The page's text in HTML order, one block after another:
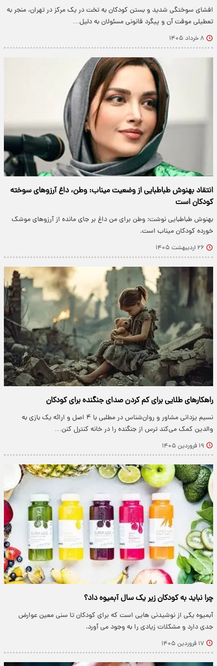
افشای سوختگی شدید و بستن کودکان به تخت در یک مرکز در تهران، منجر به
تعطیلی موقت آن و پیگرد قانونی مسئولان به دلیل…
۸ خرداد ۱۴۰۵
انتقاد بهنوش طباطبایی از وضعیت میناب: وطن‌، داغ آرزوهای سوخته
کودکان است
بهنوش طباطبایی نوشت: وطن برای من داغ بر جای مانده از آرزوهای موشک
خورده کودکان میناب است.
۲۶ اردیبهشت ۱۴۰۵
راهکارهای طلایی برای کم کردن صدای جنگنده برای کودکان
نسیم یزدانی مشاور و روان‌شناس در مطلبی با ۴ اصل و ارائه یک بازی به
والدین کمک می‌کند ترس از جنگنده را در خانه کنترل کنن…
۱۹ فروردین ۱۴۰۵
چرا نباید به کودکان زیر یک سال آبمیوه داد؟
آبمیوه یکی از نوشیدنی هایی است که برای کودکان تا سنی معین عوارض
جدی دارد و مشکلات زیادی را به وجود می آورد.
۱۷ فروردین ۱۴۰۵